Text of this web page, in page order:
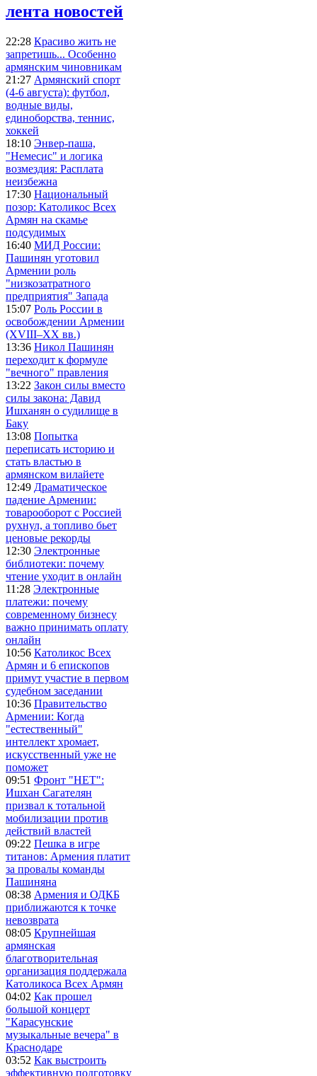
лента новостей
22:28 Красиво жить не
запретишь... Особенно
армянским чиновникам
21:27 Армянский спорт
(4-6 августа): футбол,
водные виды,
единоборства, теннис,
хоккей
18:10 Энвер-паша,
"Немесис" и логика
возмездия: Расплата
неизбежна
17:30 Национальный
позор: Католикос Всех
Армян на скамье
подсудимых
16:40 МИД России:
Пашинян уготовил
Армении роль
"низкозатратного
предприятия" Запада
15:07 Роль России в
освобождении Армении
(XVIII–XX вв.)
13:36 Никол Пашинян
переходит к формуле
"вечного" правления
13:22 Закон силы вместо
силы закона: Давид
Ишханян о судилище в
Баку
13:08 Попытка
переписать историю и
стать властью в
армянском вилайете
12:49 Драматическое
падение Армении:
товарооборот с Россией
рухнул, а топливо бьет
ценовые рекорды
12:30 Электронные
библиотеки: почему
чтение уходит в онлайн
11:28 Электронные
платежи: почему
современному бизнесу
важно принимать оплату
онлайн
10:56 Католикос Всех
Армян и 6 епископов
примут участие в первом
судебном заседании
10:36 Правительство
Армении: Когда
"естественный"
интеллект хромает,
искусственный уже не
поможет
09:51 Фронт "НЕТ":
Ишхан Сагателян
призвал к тотальной
мобилизации против
действий властей
09:22 Пешка в игре
титанов: Армения платит
за провалы команды
Пашиняна
08:38 Армения и ОДКБ
приближаются к точке
невозврата
08:05 Крупнейшая
армянская
благотворительная
организация поддержала
Католикоса Всех Армян
04:02 Как прошел
большой концерт
"Карасунские
музыкальные вечера" в
Краснодаре
03:52 Как выстроить
эффективную подготовку